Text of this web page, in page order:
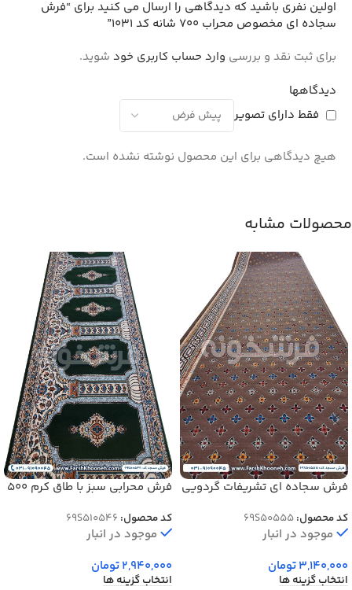
دیدگاهها
فقط دارای تصویر
هیچ دیدگاهی برای این محصول نوشته نشده است.
اولین نفری باشید که دیدگاهی را ارسال می کنید برای “فرش
سجاده ای مخصوص محراب 700 شانه کد 1031”
برای ثبت نقد و بررسی وارد حساب کاربری خود شوید.
محصولات مشابه
فرش سجاده ای تشریفات گردویی
کد محصول:69S50555
موجود در انبار
3,140,000تومان
انتخاب گزینه ها
فرش محرابی سبز با طاق کرم 500
کد محصول: 69S510546
موجود در انبار
2,940,000تومان
انتخاب گزینه ها